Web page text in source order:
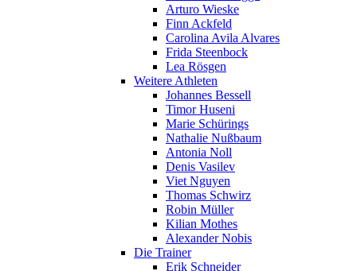
Arturo Wieske
Finn Ackfeld
Carolina Avila Alvares
Frida Steenbock
Lea Rösgen
Weitere Athleten
Johannes Bessell
Timor Huseni
Marie Schürings
Nathalie Nußbaum
Antonia Noll
Denis Vasilev
Viet Nguyen
Thomas Schwirz
Robin Müller
Kilian Mothes
Alexander Nobis
Die Trainer
Erik Schneider